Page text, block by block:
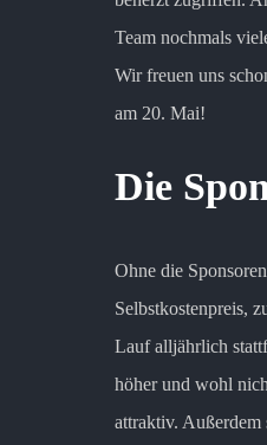
Team nochmals
Wir freuen uns
am 20. Mai!
Die
Ohne die
Selbstkostenpreis,
Lauf alljährlich
höher und wohl
attraktiv. Außerdem